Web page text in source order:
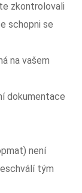
zkontrolovali
schopni se
na vašem
dokumentace
není
tým